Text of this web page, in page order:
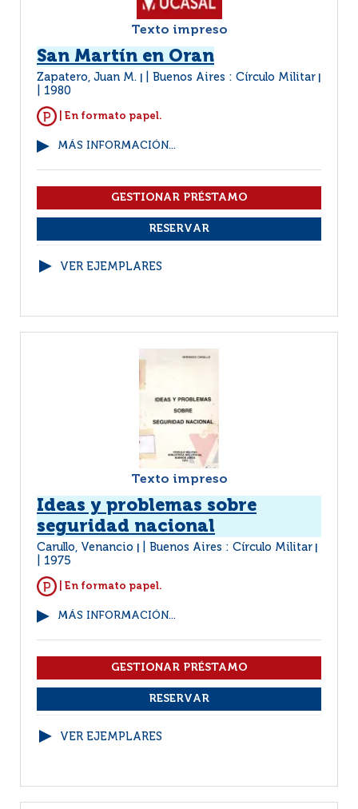
Texto impreso
San Martín en Oran
Zapatero, Juan M. Buenos Aires : Círculo Militar
1980
| En formato papel.
MÁS INFORMACIÓN...
VER EJEMPLARES
Texto impreso
Ideas y problemas sobre
seguridad nacional
Carullo, Venancio Buenos Aires : Círculo Militar
1975
| En formato papel.
MÁS INFORMACIÓN...
VER EJEMPLARES